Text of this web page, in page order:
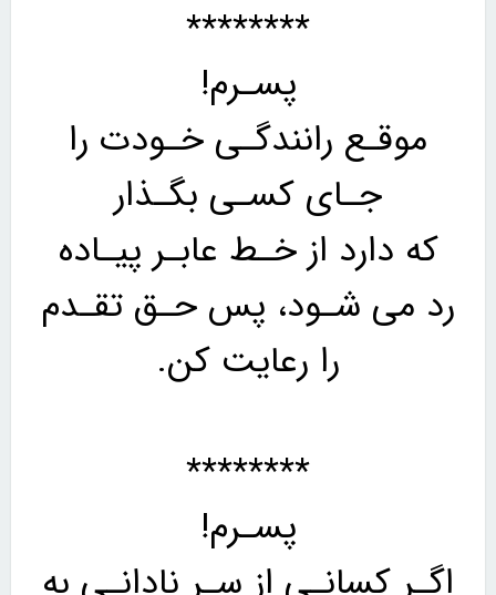
********
پسـرم!
موقـع رانندگـی خـودت را
جـای کسـی بگـذار
که دارد از خـط عابـر پیـاده
رد می شـود، پس حـق تقـدم
را رعایت کن.
********
پسـرم!
اگـر کسانـی از سـر نادانـی به